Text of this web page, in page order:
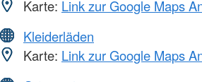
Karte: Link zur Google Maps
Kleiderläden
Karte: Link zur Google Maps